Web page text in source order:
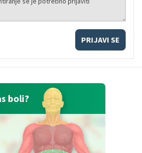
PRIJAVI SE
boli?